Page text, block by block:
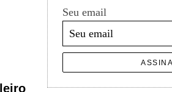
Seu email